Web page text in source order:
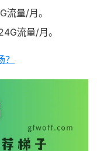
量/月。
流量/月。